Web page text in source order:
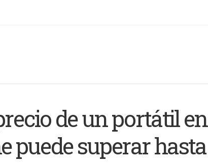
de un portátil en
puede superar hasta